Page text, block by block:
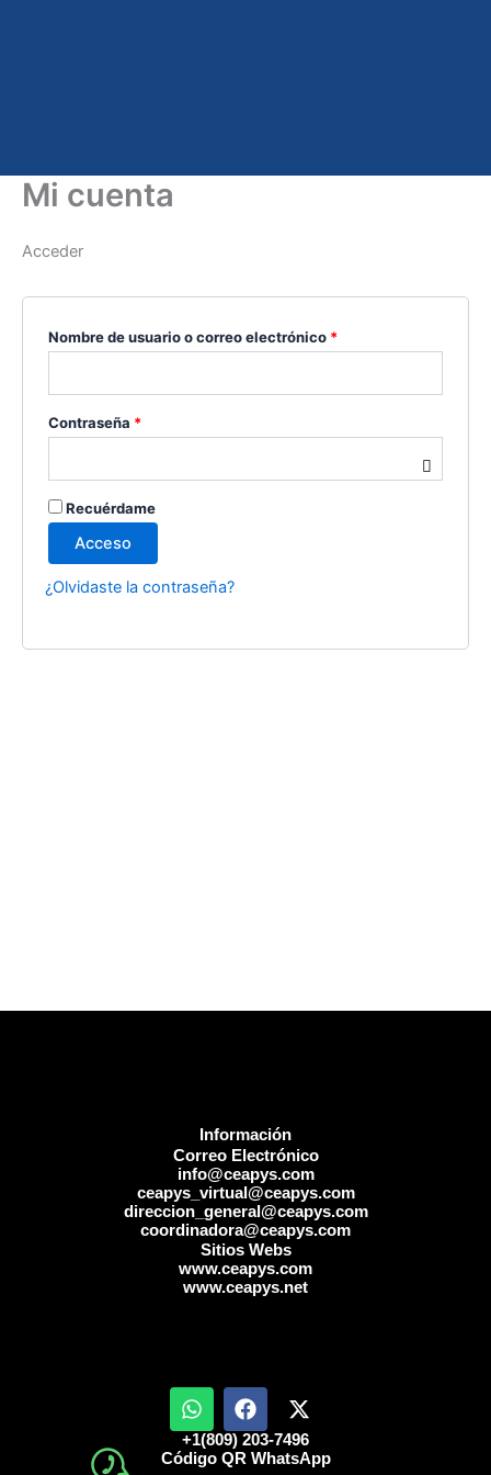
Mi cuenta
Acceder
Nombre de usuario o correo electrónico *
Contraseña *
Recuérdame
Acceso
¿Olvidaste la contraseña?
Información
Correo Electrónico
info@ceapys.com
ceapys_virtual@ceapys.com
direccion_general@ceapys.com
coordinadora@ceapys.com
Sitios Webs
www.ceapys.com
www.ceapys.net
W
h
a
t
F
a
c
e
X
-
t
w
+1(809) 203-7496
Código QR WhatsApp